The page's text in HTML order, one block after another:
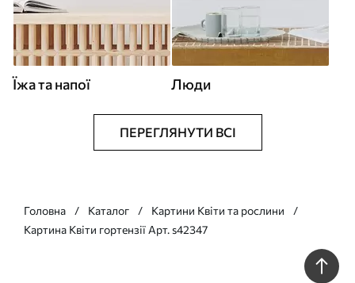
Їжа та напої Люди
ПЕРЕГЛЯНУТИ ВСІ
Головна Каталог
Картини Квіти та рослини
Картина Квіти гортензії Арт. s42347